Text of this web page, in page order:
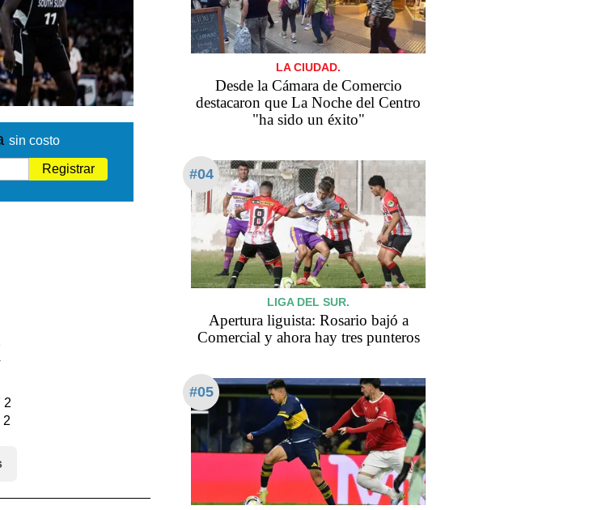
sin costo
Registrar
2
2
LA CIUDAD.
Desde la Cámara de Comercio
destacaron que La Noche del Centro
"ha sido un éxito"
#04
LIGA DEL SUR.
Apertura liguista: Rosario bajó a
Comercial y ahora hay tres punteros
#05